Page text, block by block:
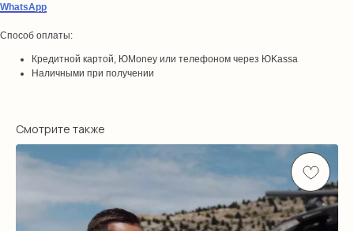
WhatsApp
Способ оплаты:
Кредитной картой, ЮMoney или телефоном через ЮKassa
Наличными при получении
Смотрите также